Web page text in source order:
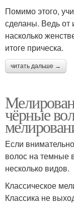
Помимо этого,
сделаны. Ведь от
насколько
итоге прическа.
читать дальше →
чёрные
Если
волос на темные
несколько видов.
Классическое
Классика не